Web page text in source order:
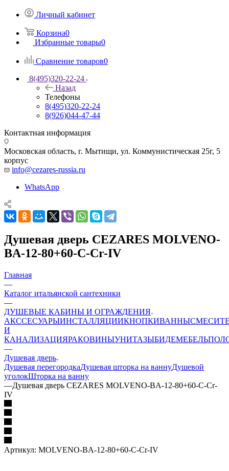
Личный кабинет
Корзина0
Избранные товары0
Сравнение товаров0
8(495)320-22-24
Назад
Телефоны
8(495)320-22-24
8(926)044-47-44
Контактная информация
Московская область, г. Мытищи, ул. Коммунистическая 25г, 5
корпус
info@cezares-russia.ru
WhatsApp
Душевая дверь CEZARES MOLVENO-
BA-12-80+60-C-Cr-IV
Главная
—
Каталог итальянской сантехники
—
ДУШЕВЫЕ КАБИНЫ И ОГРАЖДЕНИЯ
АКССЕСУАРЫИНСТАЛЛЯЦИИКНОПКИВАННЫ
И
КАНАЛИЗАЦИЯРАКОВИНЫУНИТАЗЫБИДЕМЕБЕЛЬ
—
Душевая дверь
Душевая перегородкаДушевая шторка на ваннуДушевой
уголокШторка на ванну
—Душевая дверь CEZARES MOLVENO-BA-12-80+60-C-Cr-
IV
Артикул: MOLVENO-BA-12-80+60-C-Cr-IV